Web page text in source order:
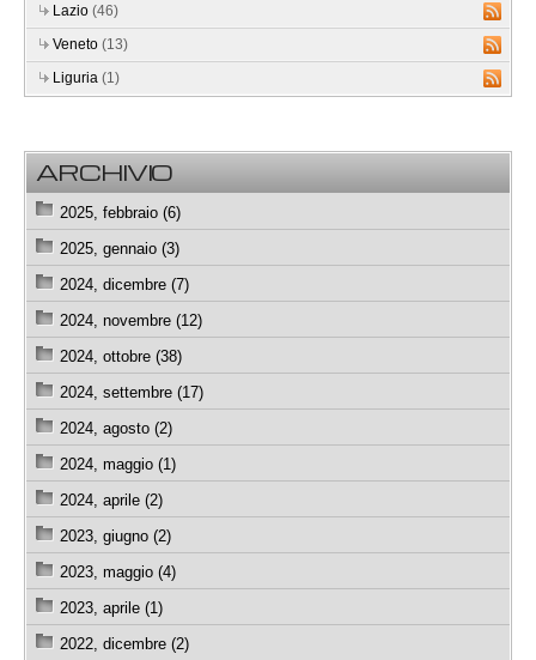
Lazio (46)
Veneto (13)
Liguria (1)
ARCHIVIO
2025, febbraio (6)
2025, gennaio (3)
2024, dicembre (7)
2024, novembre (12)
2024, ottobre (38)
2024, settembre (17)
2024, agosto (2)
2024, maggio (1)
2024, aprile (2)
2023, giugno (2)
2023, maggio (4)
2023, aprile (1)
2022, dicembre (2)